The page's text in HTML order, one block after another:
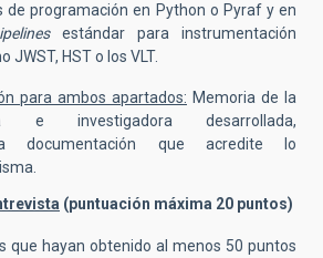
de programación en Python o Pyraf y en
estándar para instrumentación
JWST, HST o los VLT.
para ambos apartados: Memoria de la
e investigadora desarrollada,
documentación que acredite lo
(puntuación máxima 20 puntos)
que hayan obtenido al menos 50 puntos